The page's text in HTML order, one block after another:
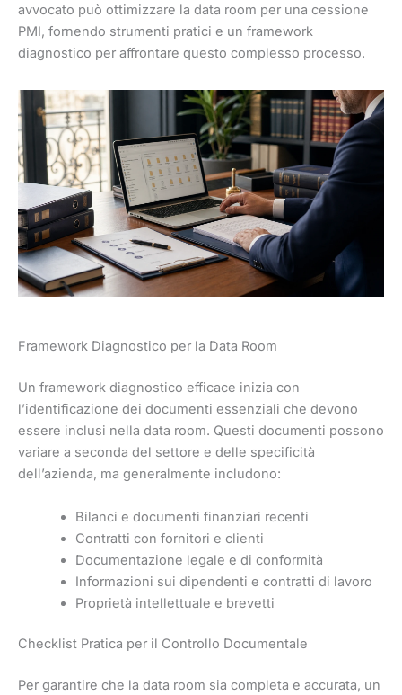
avvocato può ottimizzare la data room per una cessione
PMI, fornendo strumenti pratici e un framework
diagnostico per affrontare questo complesso processo.
Framework Diagnostico per la Data Room
Un framework diagnostico efficace inizia con
l’identificazione dei documenti essenziali che devono
essere inclusi nella data room. Questi documenti possono
variare a seconda del settore e delle specificità
dell’azienda, ma generalmente includono:
Bilanci e documenti finanziari recenti
Contratti con fornitori e clienti
Documentazione legale e di conformità
Informazioni sui dipendenti e contratti di lavoro
Proprietà intellettuale e brevetti
Checklist Pratica per il Controllo Documentale
Per garantire che la data room sia completa e accurata, un